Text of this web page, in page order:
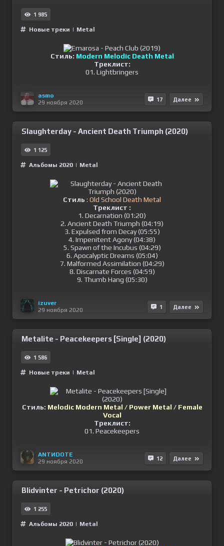
1 985
Новые треки | Metal
Стиль: Modern Melodic Death Metal
Треклист:
01. Lightbringers
asmo
29 ноября 2020
17 Далее
Slaughterday - Ancient Death Triumph (2020)
1 125
Альбомы 2020 | Metal
Стиль : Old School Death Metal
Треклист :
1. Decarnation (01:20)
2. Ancient Death Triumph (04:19)
3. Expulsed from Decay (05:55)
4. Impenitent Agony (04:38)
5. Spawn of the Incubus (04:29)
6. Apocalyptic Dreams (05:04)
7. Malformed Assimilation (04:29)
8. Discarnate Forces (04:59)
9. Thumb Hang (05:30)
izuver
29 ноября 2020
1 Далее
Metalite - Peacekeepers [Single] (2020)
1 586
Новые треки | Metal
Стиль: Melodic Modern Metal / Power Metal / Female
Vocal
Треклист:
01. Peacekeepers
ANTИDOTE
29 ноября 2020
12 Далее
Blidvinter - Petrichor (2020)
1 255
Альбомы 2020 | Metal